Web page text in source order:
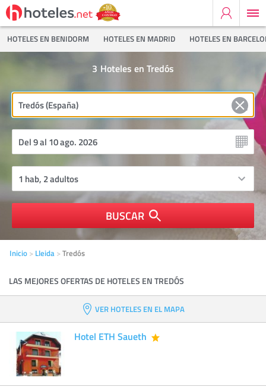
HOTELES EN BENIDORM HOTELES EN MADRID HOTELES EN
Hoteles en Tredós
3
BUSCAR
Inicio Lleida Tredós
LAS MEJORES OFERTAS DE HOTELES EN TREDÓS
VER HOTELES EN EL MAPA
Hotel ETH Saueth